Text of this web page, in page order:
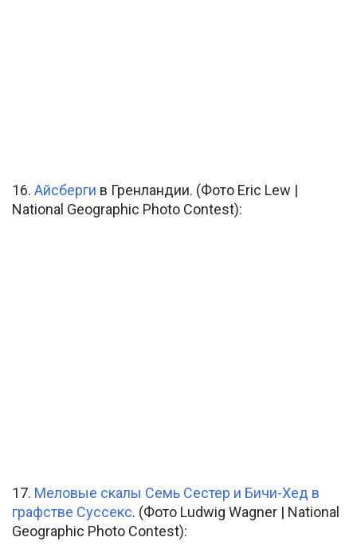
16. Айсберги в Гренландии. (Фото Eric Lew |
National Geographic Photo Contest):
17. Меловые скалы Семь Сестер и Бичи-Хед в
графстве Суссекс. (Фото Ludwig Wagner | National
Geographic Photo Contest):